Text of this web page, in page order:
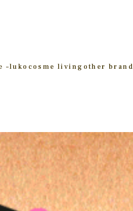
–luko cosme living other brand